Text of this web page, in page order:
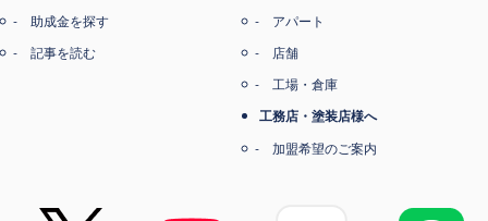
助成金を探す
記事を読む
アパート
店舗
工場・倉庫
工務店・塗装店様へ
加盟希望のご案内